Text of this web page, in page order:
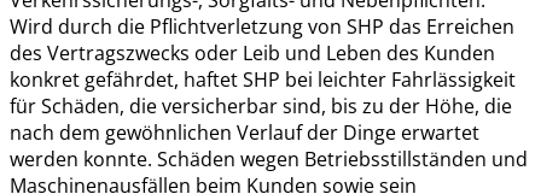
Wird durch die Pflichtverletzung von SHP das Erreichen
des Vertragszwecks oder Leib und Leben des Kunden
konkret gefährdet, haftet SHP bei leichter Fahrlässigkeit
für Schäden, die versicherbar sind, bis zu der Höhe, die
nach dem gewöhnlichen Verlauf der Dinge erwartet
werden konnte. Schäden wegen Betriebsstillständen und
Maschinenausfällen beim Kunden sowie sein